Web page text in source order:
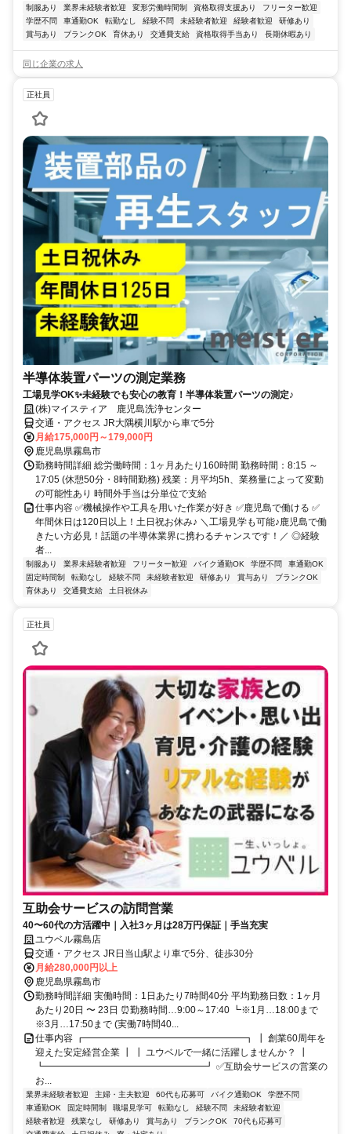
制服あり 業界未経験者歓迎 変形労働時間制 資格取得支援あり
フリーター歓迎
学歴不問
車通勤OK 転勤なし 経験不問 未経験者歓迎 経験者歓迎
研修あり
賞与あり
ブランクOK 育休あり 交通費支給 資格取得手当あり 長期休暇あり
同じ企業の求人
正社員
半導体装置パーツの測定業務
工場見学OK✨未経験でも安心の教育！半導体装置パーツの測定♪
(株)マイスティア 鹿児島洗浄センター
交通・アクセス JR大隅横川駅から車で5分
月給175,000円～179,000円
鹿児島県霧島市
勤務時間詳細 総労働時間：1ヶ月あたり160時間 勤務時間：8:15 ～
17:05 (休憩50分・8時間勤務) 残業：月平均5h、業務量によって変動
の可能性あり 時間外手当は分単位で支給
仕事内容 ✅機械操作や工具を用いた作業が好き ✅鹿児島で働ける ✅
年間休日は120日以上！土日祝お休み♪ ＼工場見学も可能♪鹿児島で働
きたい方必見！話題の半導体業界に携わるチャンスです！／ ◎経験
者...
制服あり 業界未経験者歓迎 フリーター歓迎 バイク通勤OK 学歴不問
車通勤OK
固定時間制
転勤なし 経験不問 未経験者歓迎 研修あり 賞与あり
ブランクOK
育休あり
交通費支給 土日祝休み
正社員
互助会サービスの訪問営業
40〜60代の方活躍中｜入社3ヶ月は28万円保証｜手当充実
ユウベル霧島店
交通・アクセス JR日当山駅より車で5分、徒歩30分
月給280,000円以上
鹿児島県霧島市
勤務時間詳細 実働時間：1日あたり7時間40分 平均勤務日数：1ヶ月
あたり20日 〜 23日 ⏰勤務時間…9:00～17:40 ┗※1月…18:00まで
※3月…17:50まで (実働7時間40...
仕事内容 ┏━━━━━━━━━━━━━━━━━┓ ┃ 創業60周年を
迎えた安定経営企業 ┃ ┃ ユウベルで一緒に活躍しませんか？ ┃
┗━━━━━━━━━━━━━━━━━┛ ✅互助会サービスの営業の
お...
業界未経験者歓迎 主婦・主夫歓迎 60代も応募可 バイク通勤OK
学歴不問
車通勤OK
固定時間制 職場見学可 転勤なし 経験不問
未経験者歓迎
経験者歓迎
残業なし 研修あり 賞与あり ブランクOK
70代も応募可